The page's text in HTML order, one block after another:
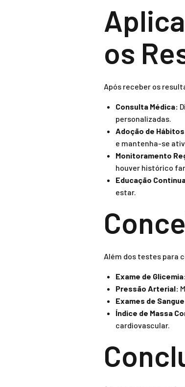
os
Após receber os
Consulta Médica:
personalizadas.
Adoção de
e mantenha-se
Monitoramento
houver histórico
Educação
estar.
Além dos testes para
Exame de
Pressão Arterial:
Exames de
Índice de Massa
cardiovascular.